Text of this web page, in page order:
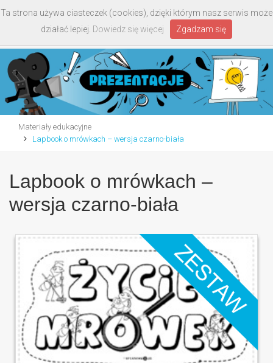
Materiały edukacyjne
Lapbook o mrówkach – wersja czarno-biała
Lapbook o mrówkach –
wersja czarno-biała
Ta strona używa ciasteczek (cookies), dzięki którym nasz serwis może
działać lepiej. Dowiedz się więcej Zgadzam się